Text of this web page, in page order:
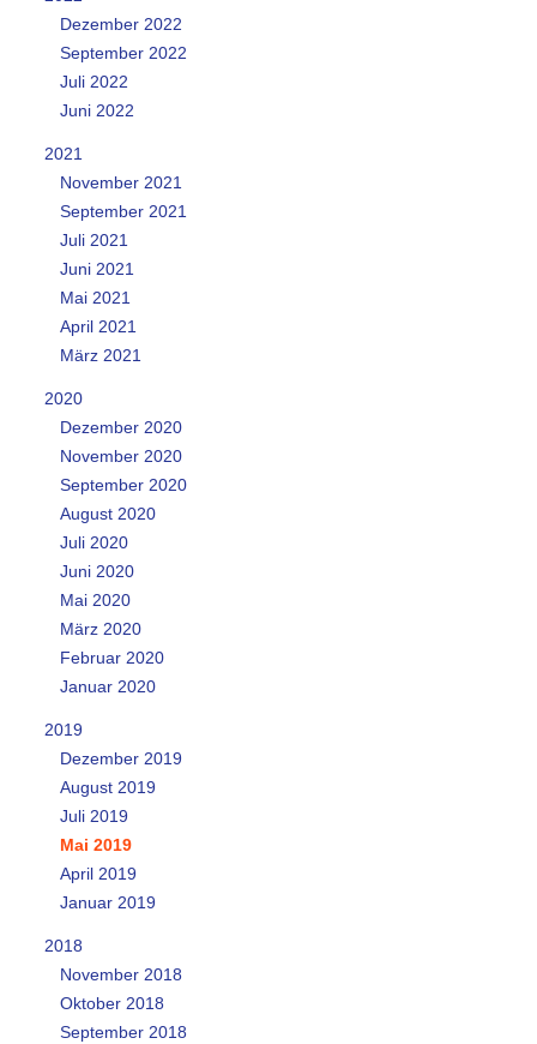
Dezember 2022
September 2022
Juli 2022
Juni 2022
2021
November 2021
September 2021
Juli 2021
Juni 2021
Mai 2021
April 2021
März 2021
2020
Dezember 2020
November 2020
September 2020
August 2020
Juli 2020
Juni 2020
Mai 2020
März 2020
Februar 2020
Januar 2020
2019
Dezember 2019
August 2019
Juli 2019
Mai 2019
April 2019
Januar 2019
2018
November 2018
Oktober 2018
September 2018